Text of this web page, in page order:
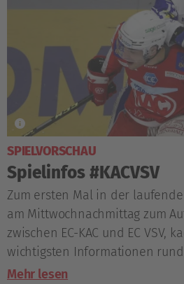
SPIELVORSCHAU
Spielinfos #KACVSV
Zum ersten Mal in der
am Mittwochnachmittag zum
zwischen EC-KAC und EC VSV,
wichtigsten Informationen
zusammen.
Mehr lesen